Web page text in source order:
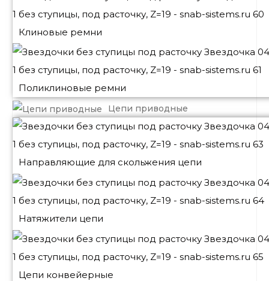
Клиновые ремни
Поликлиновые ремни
Цепи приводные
Направляющие для скольжения цепи
Натяжители цепи
Цепи конвейерные